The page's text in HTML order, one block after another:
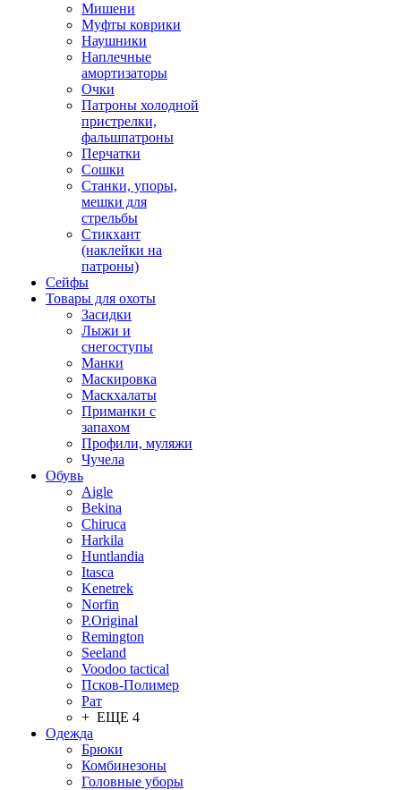
Мишени
Муфты коврики
Наушники
Наплечные
амортизаторы
Очки
Патроны холодной
пристрелки,
фальшпатроны
Перчатки
Сошки
Станки, упоры,
мешки для
стрельбы
Стикхант
(наклейки на
патроны)
Сейфы
Товары для охоты
Засидки
Лыжи и
снегоступы
Манки
Маскировка
Маскхалаты
Приманки с
запахом
Профили, муляжи
Чучела
Обувь
Aigle
Bekina
Chiruсa
Harkila
Huntlandia
Itasca
Kenetrek
Norfin
P.Original
Remington
Seeland
Voodoo tactical
Псков-Полимер
Рат
+ ЕЩЕ 4
Одежда
Брюки
Комбинезоны
Головные уборы